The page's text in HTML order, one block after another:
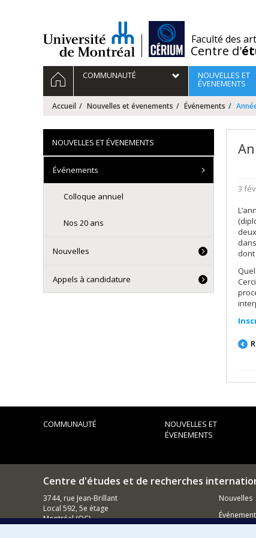
Faculté des
Centre d'
Navigation
principale
ACCUEILCOMMUNAUTÉ NOUVELLES ET
ÉVENEMENTS
Accueil Nouvelles et évenements Événements
3
NOUVELLES ET ÉVENEMENTS
Événements
Colloque annuel
Nos 20 ans
Nouvelles
Appels à candidature
COMMUNAUTÉ
NOUVELLES ET
ÉVENEMENTS
Centre d'études et de recherches
3744, rue Jean-Brillant
Local 592, 5e étage
Montréal (QC)
Nouvelles